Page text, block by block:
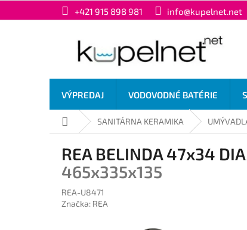
+421 915 898 981 info@kupelnet.net
VÝPREDAJ VODOVODNÉ BATÉRIE
DomovSANITÁRNA KERAMIKA
REA BELINDA 47x34
465x335x135
REA-U8471
Značka: REA